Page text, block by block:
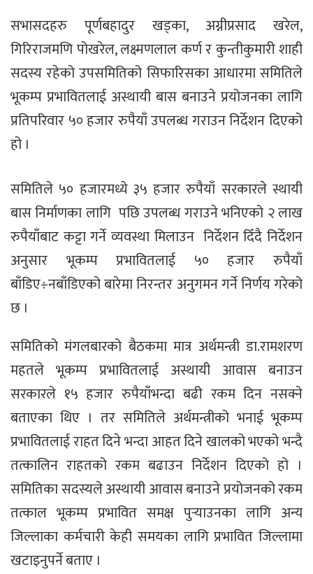
सभासदहरु पूर्णबहादुर खड्का, अग्नीप्रसाद खरेल,
गिरिराजमणि पोखरेल, लक्ष्मणलाल कर्ण र कुन्तीकुमारी शाही
सदस्य रहेको उपसमितिको सिफारिसका आधारमा समितिले
भूकम्प प्रभावितलाई अस्थायी बास बनाउने प्रयोजनका लागि
प्रतिपरिवार ५० हजार रुपैयाँ उपलब्ध गराउन निर्देशन दिएको
हो ।
समितिले ५० हजारमध्ये ३५ हजार रुपैयाँ सरकारले स्थायी
बास निर्माणका लागि पछि उपलब्ध गराउने भनिएको २ लाख
रुपैयाँबाट कट्टा गर्ने व्यवस्था मिलाउन निर्देशन दिँदै निर्देशन
अनुसार भूकम्प प्रभावितलाई ५० हजार रुपैयाँ
बाँडिए÷नबाँडिएको बारेमा निरन्तर अनुगमन गर्ने निर्णय गरेको
छ ।
समितिको मंगलबारको बैठकमा मात्र अर्थमन्त्री डा.रामशरण
महतले भूकम्प प्रभावितलाई अस्थायी आवास बनाउन
सरकारले १५ हजार रुपैयाँभन्दा बढी रकम दिन नसक्ने
बताएका थिए । तर समितिले अर्थमन्त्रीको भनाई भूकम्प
प्रभावितलाई राहत दिने भन्दा आहत दिने खालको भएको भन्दै
तत्कालिन राहतको रकम बढाउन निर्देशन दिएको हो ।
समितिका सदस्यले अस्थायी आवास बनाउने प्रयोजनको रकम
तत्काल भूकम्प प्रभावित समक्ष पुर्‍याउनका लागि अन्य
जिल्लाका कर्मचारी केही समयका लागि प्रभावित जिल्लामा
खटाइनुपर्ने बताए ।